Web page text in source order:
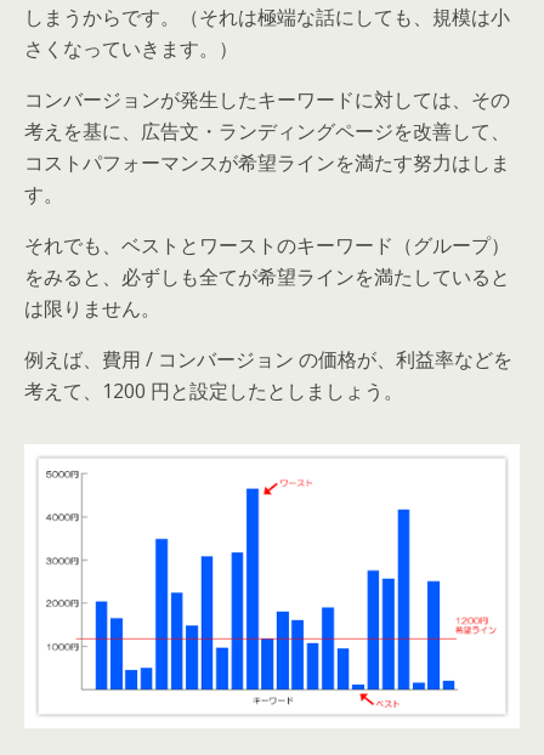
しまうからです。（それは極端な話にしても、規模は小
さくなっていきます。）
コンバージョンが発生したキーワードに対しては、その
考えを基に、広告文・ランディングページを改善して、
コストパフォーマンスが希望ラインを満たす努力はしま
す。
それでも、ベストとワーストのキーワード（グループ）
をみると、必ずしも全てが希望ラインを満たしていると
は限りません。
例えば、費用 / コンバージョン の価格が、利益率などを
考えて、1200 円と設定したとしましょう。